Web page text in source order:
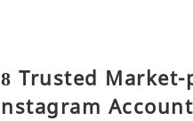
8 Trusted
nstagram